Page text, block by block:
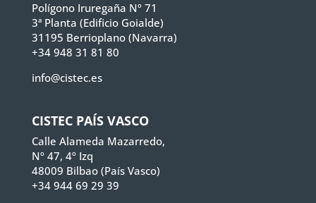
Polígono Iruregaña Nº 71
3ª Planta (Edificio Goialde)
31195 Berrioplano (Navarra)
+34 948 31 81 80
info@cistec.es
CISTEC PAÍS VASCO
Calle Alameda Mazarredo,
Nº 47, 4º Izq
48009 Bilbao (País Vasco)
+34 944 69 29 39